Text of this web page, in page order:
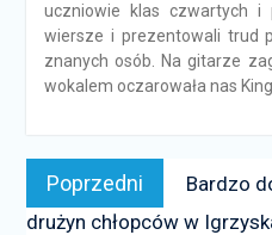
uczniowie klas czwartych i
wiersze i prezentowali trud
znanych osób. Na gitarze
wokalem oczarowała nas
Nawigacja
wpisu
Poprzedni
news:
Bardzo
drużyn chłopców w